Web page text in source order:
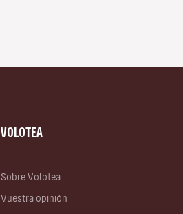
VOLOTEA
Sobre Volotea
Vuestra opinión